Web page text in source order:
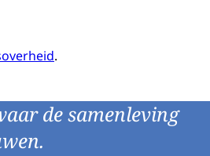
.
de samenleving